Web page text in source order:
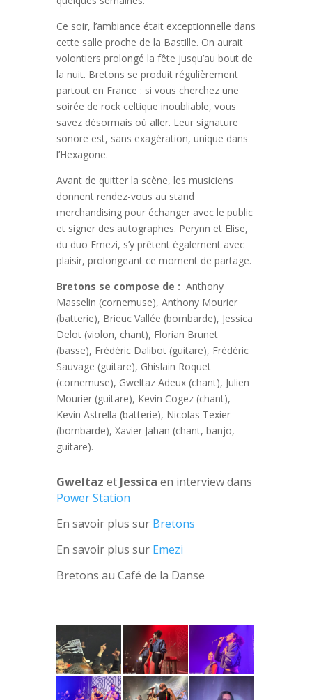
Ce soir, l’ambiance était exceptionnelle dans
cette salle proche de la Bastille. On aurait
volontiers prolongé la fête jusqu’au bout de
la nuit. Bretons se produit régulièrement
partout en France : si vous cherchez une
soirée de rock celtique inoubliable, vous
savez désormais où aller. Leur signature
sonore est, sans exagération, unique dans
l’Hexagone.
Avant de quitter la scène, les musiciens
donnent rendez-vous au stand
merchandising pour échanger avec le public
et signer des autographes. Perynn et Elise,
du duo Emezi, s’y prêtent également avec
plaisir, prolongeant ce moment de partage.
Bretons se compose de : Anthony
Masselin (cornemuse), Anthony Mourier
(batterie), Brieuc Vallée (bombarde), Jessica
Delot (violon, chant), Florian Brunet
(basse), Frédéric Dalibot (guitare), Frédéric
Sauvage (guitare), Ghislain Roquet
(cornemuse), Gweltaz Adeux (chant), Julien
Mourier (guitare), Kevin Cogez (chant),
Kevin Astrella (batterie), Nicolas Texier
(bombarde), Xavier Jahan (chant, banjo,
guitare).
Gweltaz et Jessica en interview dans
Power Station
En savoir plus sur Bretons
En savoir plus sur Emezi
Bretons au Café de la Danse